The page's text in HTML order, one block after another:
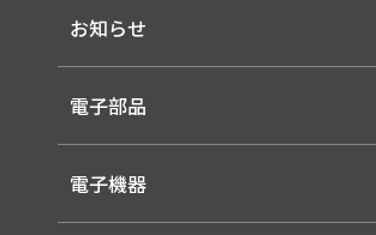
-会社概要
-採用情報
お知らせ
電子部品
-スイッチ ・ジャック ・コネクタ・LED
-ケーブル・ハーネス・FFC
-医療用 ACアダプター
電子機器
-低温用LED照明